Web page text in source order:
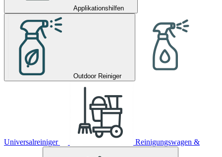
Applikationshilfen
Outdoor Reiniger
Universalreiniger Reinigungswagen &